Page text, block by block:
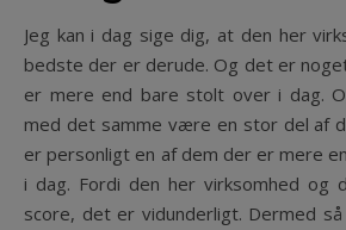
Jeg kan i dag sige dig, at den her
bedste der er derude. Og det er
er mere end bare stolt over i dag.
med det samme være en stor del af
er personligt en af dem der er mere
i dag. Fordi den her virksomhed og
score, det er vidunderligt. Dermed